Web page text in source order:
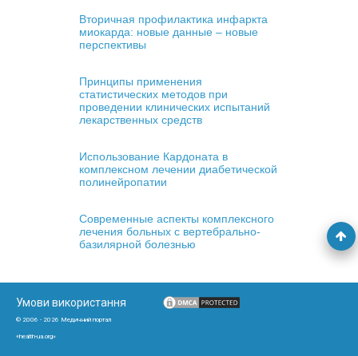
Вторичная профилактика инфаркта
миокарда: новые данные – новые
перспективы
Принципы применения
статистических методов при
проведении клинических испытаний
лекарственных средств
Использование Кардоната в
комплексном лечении диабетической
полинейропатии
Современные аспекты комплексного
лечения больных с вертебрально-
базилярной болезнью
Умови використання
© 2006 - 2026 Медичний портал
«health-ua.org»